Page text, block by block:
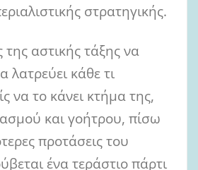
στρατηγικής.
της αστικής τάξης να
λατρεύει κάθε τι
να το κάνει κτήμα της,
και γοήτρου, πίσω
προτάσεις του
ένα τεράστιο πάρτι